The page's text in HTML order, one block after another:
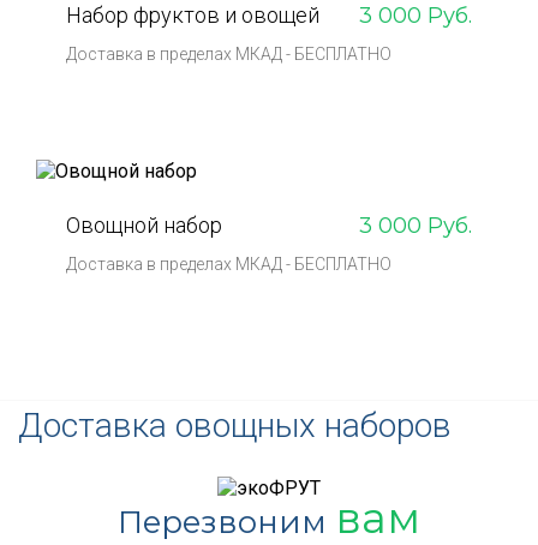
Набор фруктов и овощей 3 000 Руб.
Доставка в пределах МКАД - БЕСПЛАТНО
Овощной набор 3 000 Руб.
Доставка в пределах МКАД - БЕСПЛАТНО
Доставка овощных наборов
Перезвоним вам